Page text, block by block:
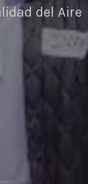
del Aire